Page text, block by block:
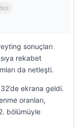
sonuçları
rekabet
da netleşti.
ekrana geldi.
oranları,
bölümüyle